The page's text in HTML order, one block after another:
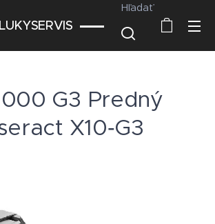
LUKYSERVIS
Hľadať
G3 Predný
X10‑G3